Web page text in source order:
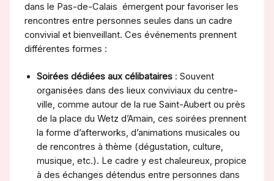
dans le Pas-de-Calais émergent pour favoriser les
rencontres entre personnes seules dans un cadre
convivial et bienveillant. Ces événements prennent
différentes formes :
Soirées dédiées aux célibataires: Souvent
organisées dans des lieux conviviaux du centre-
ville, comme autour de la rue Saint-Aubert ou près
de la place du Wetz d’Amain, ces soirées prennent
la forme d’afterworks, d’animations musicales ou
de rencontres à thème (dégustation, culture,
musique, etc.). Le cadre y est chaleureux, propice
à des échanges détendus entre personnes dans